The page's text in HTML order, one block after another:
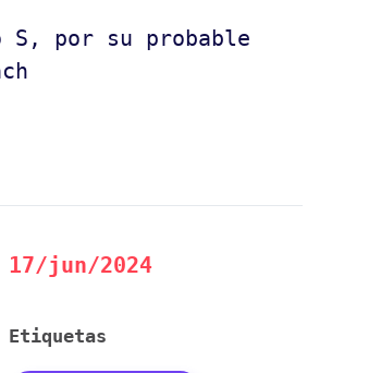
S, por su probable
17/jun/2024
Etiquetas